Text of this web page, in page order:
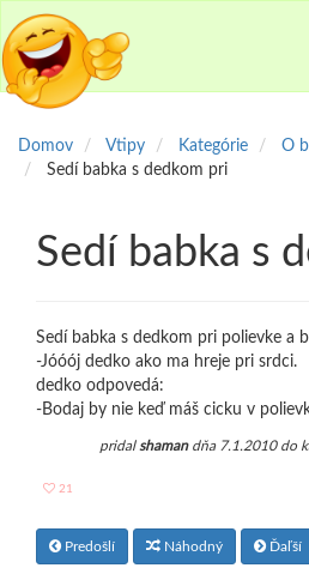
Domov Vtipy Kategórie
O
Sedí babka s dedkom pri
Sedí babka s
Sedí babka s dedkom pri polievke a
-Jóóój dedko ako ma hreje pri srdci.
dedko odpovedá:
-Bodaj by nie keď máš cicku v
pridal shamandňa 7.1.2010 do
21
Predošlí Náhodný Ďaľší